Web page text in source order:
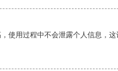
使用过程中不会泄露个人信息，